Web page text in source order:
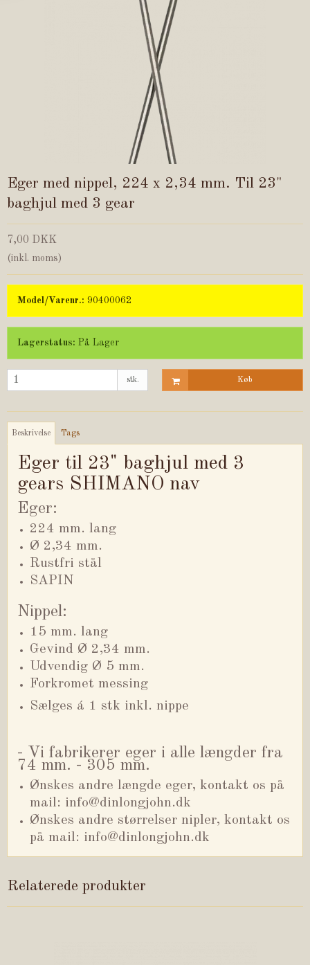
Eger med nippel, 224 x 2,34 mm. Til 23"
baghjul med 3 gear
7,00 DKK
(inkl. moms)
Model/Varenr.: 90400062
Lagerstatus: På Lager
stk. Køb
Beskrivelse Tags
Eger til 23" baghjul med 3
gears SHIMANO nav
Eger:
224 mm. lang
Ø 2,34 mm.
Rustfri stål
SAPIN
Nippel:
15 mm. lang
Gevind Ø 2,34 mm.
Udvendig Ø 5 mm.
Forkromet messing
Sælges á 1 stk inkl. nippe
- Vi fabrikerer eger i alle længder fra
74 mm. - 305 mm.
Ønskes andre længde eger, kontakt os på
mail: info@dinlongjohn.dk
Ønskes andre størrelser nipler, kontakt os
på mail: info@dinlongjohn.dk
Relaterede produkter